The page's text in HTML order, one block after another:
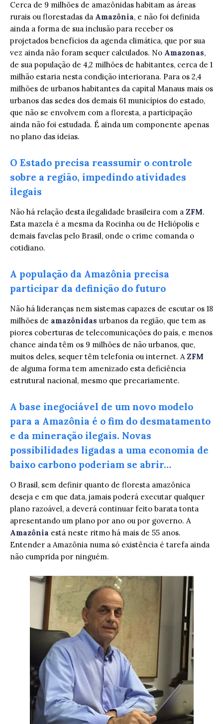
Cerca de 9 milhões de amazônidas habitam as áreas
rurais ou florestadas da Amazônia, e não foi definida
ainda a forma de sua inclusão para receber os
projetados benefícios da agenda climática, que por sua
vez ainda não foram sequer calculados. No Amazonas,
de sua população de 4,2 milhões de habitantes, cerca de 1
milhão estaria nesta condição interiorana. Para os 2,4
milhões de urbanos habitantes da capital Manaus mais os
urbanos das sedes dos demais 61 municípios do estado,
que não se envolvem com a floresta, a participação
ainda não foi estudada. É ainda um componente apenas
no plano das ideias.
O Estado precisa reassumir o controle
sobre a região, impedindo atividades
ilegais
Não há relação desta ilegalidade brasileira com a ZFM.
Esta mazela é a mesma da Rocinha ou de Heliópolis e
demais favelas pelo Brasil, onde o crime comanda o
cotidiano.
A população da Amazônia precisa
participar da definição do futuro
Não há lideranças nem sistemas capazes de escutar os 18
milhões de amazônidas urbanos da região, que tem as
piores coberturas de telecomunicações do país, e menos
chance ainda têm os 9 milhões de não urbanos, que,
muitos deles, sequer têm telefonia ou internet. AZFM
de alguma forma tem amenizado esta deficiência
estrutural nacional, mesmo que precariamente.
A base inegociável de um novo modelo
para a Amazônia é o fim do desmatamento
e da mineração ilegais. Novas
possibilidades ligadas a uma economia de
baixo carbono poderiam se abrir…
O Brasil, sem definir quanto de floresta amazônica
deseja e em que data, jamais poderá executar qualquer
plano razoável, a deverá continuar feito barata tonta
apresentando um plano por ano ou por governo. A
Amazônia está neste ritmo há mais de 55 anos.
Entender a Amazônia numa só existência é tarefa ainda
não cumprida por ninguém.